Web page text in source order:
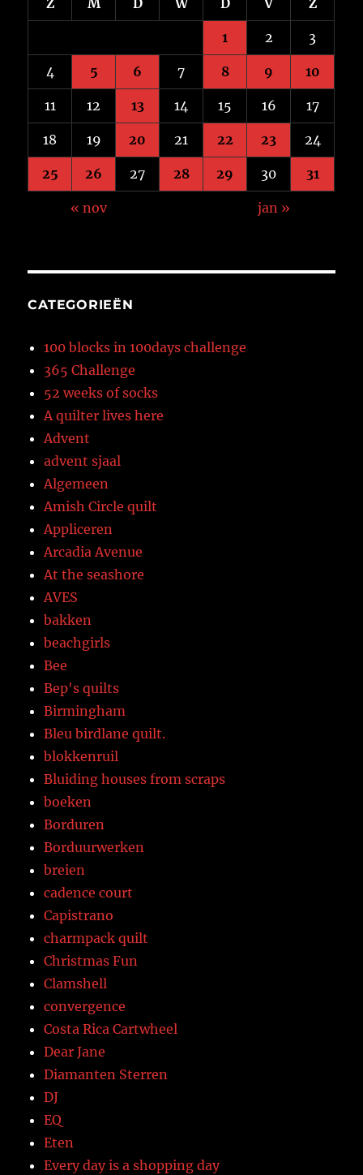
Z M D W D V Z
1 2 3
4 5 6 7 8 9 10
11 12 13 14 15 16 17
18 19 20 21 22 23 24
25 26 27 28 29 30 31
« nov jan »
CATEGORIEËN
100 blocks in 100days challenge
365 Challenge
52 weeks of socks
A quilter lives here
Advent
advent sjaal
Algemeen
Amish Circle quilt
Appliceren
Arcadia Avenue
At the seashore
AVES
bakken
beachgirls
Bee
Bep's quilts
Birmingham
Bleu birdlane quilt.
blokkenruil
Bluiding houses from scraps
boeken
Borduren
Borduurwerken
breien
cadence court
Capistrano
charmpack quilt
Christmas Fun
Clamshell
convergence
Costa Rica Cartwheel
Dear Jane
Diamanten Sterren
DJ
EQ
Eten
Every day is a shopping day